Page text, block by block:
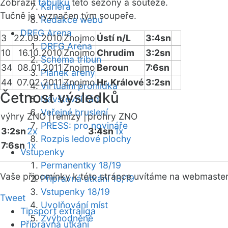
Kariéra
Redakce webu
DRFG Arena
DRFG Arena
Schéma tribun
Plánek areny
Virtuální prohlídka
Návštěvní řád
Veřejné bruslení
PRESS: pro novináře
Rozpis ledové plochy
Vstupenky
Permanentky 18/19
Přípravná utkání 18/19
Vstupenky 18/19
Uvolňování míst
Zvýhodněné
Zobrazit tabulku této sezóny a soutěže.
Tučně je vyznačen tým soupeře.
3 22.09.2010 Znojmo Ústí n/L
3:4sn
10
16.10.2010Znojmo Chrudim
3:2sn
34 08.01.2011 Znojmo Beroun
7:6sn
44 07.02.2011ZnojmoHr. Králové 3:2sn
Četnost výsledků
výhry ZNO |remízy |prohry ZNO
3:2sn2x
7:6sn 1x
3:4sn1x
Vaše připomínky k této stránce uvítáme na webmaster
Tweet
Tipsport extraliga
Přípravná utkání